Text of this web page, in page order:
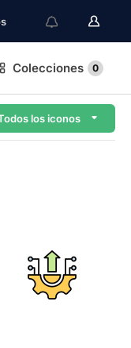
Colecciones 0
los iconos